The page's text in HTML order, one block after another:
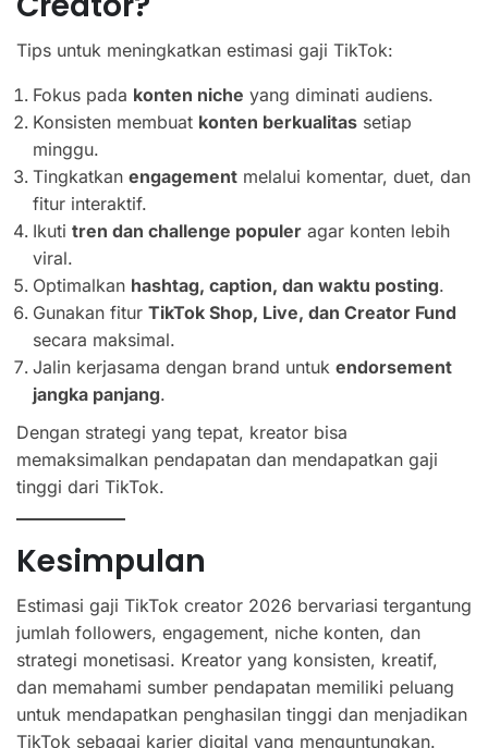
Tips untuk meningkatkan estimasi gaji TikTok:
Fokus pada konten niche yang diminati audiens.
Konsisten membuat konten berkualitas setiap
minggu.
Tingkatkan engagement melalui komentar, duet, dan
fitur interaktif.
Ikuti tren dan challenge populer agar konten lebih
viral.
Optimalkan hashtag, caption, dan waktu posting.
Gunakan fitur TikTok Shop, Live, dan Creator Fund
secara maksimal.
Jalin kerjasama dengan brand untuk endorsement
jangka panjang.
Dengan strategi yang tepat, kreator bisa
memaksimalkan pendapatan dan mendapatkan gaji
tinggi dari TikTok.
Kesimpulan
Estimasi gaji TikTok creator 2026 bervariasi tergantung
jumlah followers, engagement, niche konten, dan
strategi monetisasi. Kreator yang konsisten, kreatif,
dan memahami sumber pendapatan memiliki peluang
untuk mendapatkan penghasilan tinggi dan menjadikan
TikTok sebagai karier digital yang menguntungkan.